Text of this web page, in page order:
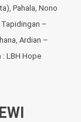
Pahala, Nono
Tapidingan –
Ardian –
: LBH Hope